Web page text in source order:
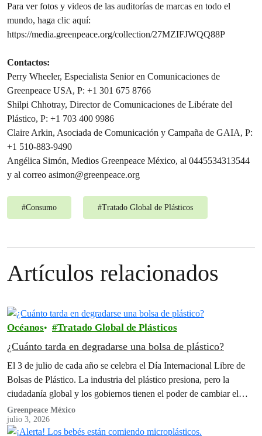
Para ver fotos y videos de las auditorías de marcas en todo el
mundo, haga clic aquí:
https://media.greenpeace.org/collection/27MZIFJWQQ88P
Contactos:
Perry Wheeler, Especialista Senior en Comunicaciones de
Greenpeace USA, P: +1 301 675 8766
Shilpi Chhotray, Director de Comunicaciones de Libérate del
Plástico, P: +1 703 400 9986
Claire Arkin, Asociada de Comunicación y Campaña de GAIA, P:
+1 510-883-9490
Angélica Simón, Medios Greenpeace México, al 0445534313544
y al correo asimon@greenpeace.org
#Consumo #Tratado Global de Plásticos
Artículos relacionados
Océanos Tratado Global de Plásticos
¿Cuánto tarda en degradarse una bolsa de plástico?
El 3 de julio de cada año se celebra el Día Internacional Libre de
Bolsas de Plástico. La industria del plástico presiona, pero la
ciudadanía global y los gobiernos tienen el poder de cambiar el
rumbo.
Greenpeace México
julio 3, 2026